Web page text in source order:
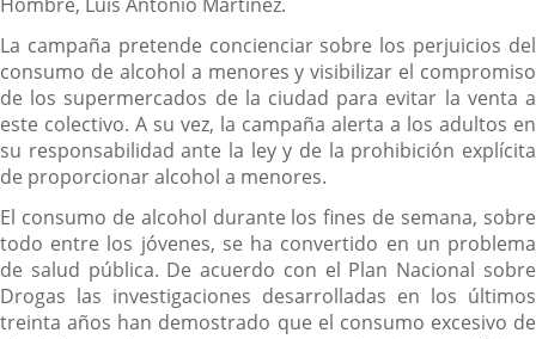
La campaña pretende concienciar sobre los perjuicios del
consumo de alcohol a menores y visibilizar el compromiso
de los supermercados de la ciudad para evitar la venta a
este colectivo. A su vez, la campaña alerta a los adultos en
su responsabilidad ante la ley y de la prohibición explícita
de proporcionar alcohol a menores.
El consumo de alcohol durante los fines de semana, sobre
todo entre los jóvenes, se ha convertido en un problema
de salud pública. De acuerdo con el Plan Nacional sobre
Drogas las investigaciones desarrolladas en los últimos
treinta años han demostrado que el consumo excesivo de